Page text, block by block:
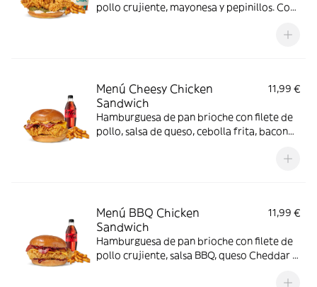
pollo crujiente, mayonesa y pepinillos. Con
Menú Cheesy Chicken
Sandwich
11,99 €
Hamburguesa de pan brioche con filete de
pollo, salsa de queso, cebolla frita, bacon
Menú BBQ Chicken
Sandwich
11,99 €
Hamburguesa de pan brioche con filete de
pollo crujiente, salsa BBQ, queso Cheddar y